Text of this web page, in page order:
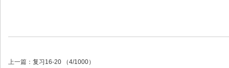
上一篇： 复习16-20 （4/1000）